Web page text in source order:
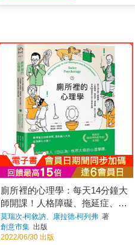
廁所裡的心理學：每天14分鐘大
師開課！人格障礙、拖延症、潛
意識、吸引力法則……拆解100
個最核心的心理學知識
莫瑞次‧柯敘訥、康拉德‧柯列弗 著
創意市集 出版
2022/06/30 出版